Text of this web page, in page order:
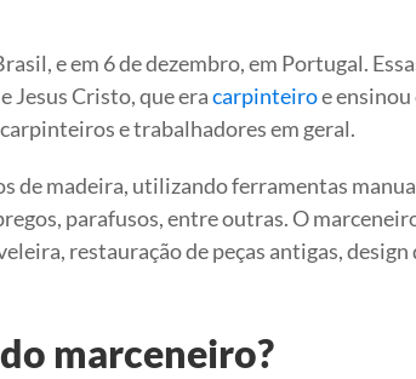
e em 6 de dezembro, em Portugal.
Jesus Cristo, que eracarpinteiroe
e trabalhadores em geral.
de madeira, utilizando ferramentas
parafusos, entre outras. O
restauração de peças antigas,
marceneiro?